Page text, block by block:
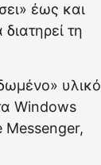
έως και
τη
υλικό
Windows
Messenger,